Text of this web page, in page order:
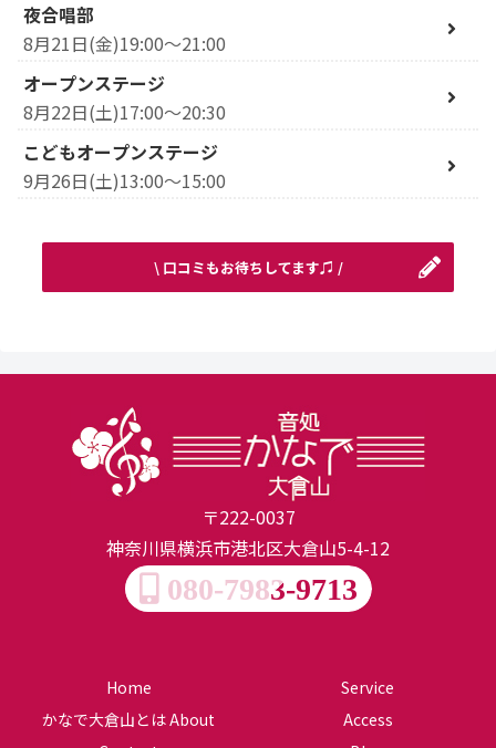
夜合唱部
8月21日(金)19:00～21:00
オープンステージ
8月22日(土)17:00～20:30
こどもオープンステージ
9月26日(土)13:00～15:00
\ 口コミもお待ちしてます♫ /
〒222-0037
神奈川県横浜市港北区大倉山5-4-12
080-7983-9713
Home
Service
かなで大倉山とは About
Access